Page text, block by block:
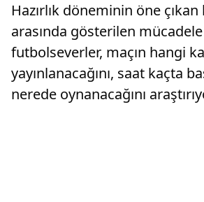
Hazırlık döneminin öne çıkan
arasında gösterilen
futbolseverler, maçın hangi
yayınlanacağını, saat kaçta
nerede oynanacağını